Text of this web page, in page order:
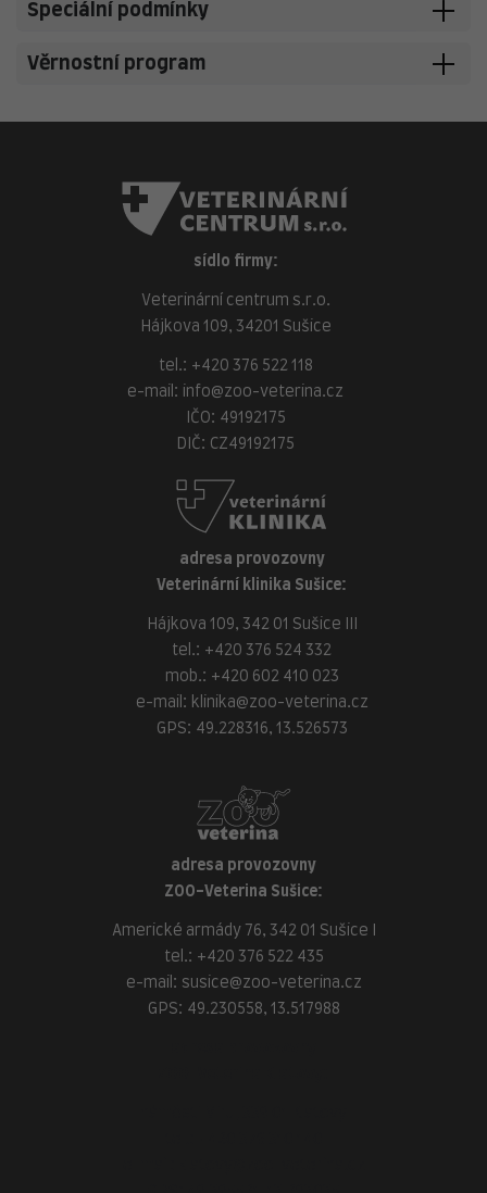
Speciální podmínky
Věrnostní program
sídlo firmy:
Veterinární centrum s.r.o.
Hájkova 109, 34201 Sušice
tel.: +420 376 522 118
e-mail:
info@zoo-veterina.cz
IČO: 49192175
DIČ: CZ49192175
adresa provozovny
Veterinární klinika Sušice:
Hájkova 109, 342 01 Sušice III
tel.: +420 376 524 332
mob.: +420 602 410 023
e-mail: klinika@zoo-veterina.cz
GPS: 49.228316, 13.526573
adresa provozovny
ZOO-Veterina Sušice:
Americké armády 76, 342 01 Sušice I
tel.: +420 376 522 435
e-mail: susice@zoo-veterina.cz
GPS: 49.230558, 13.517988